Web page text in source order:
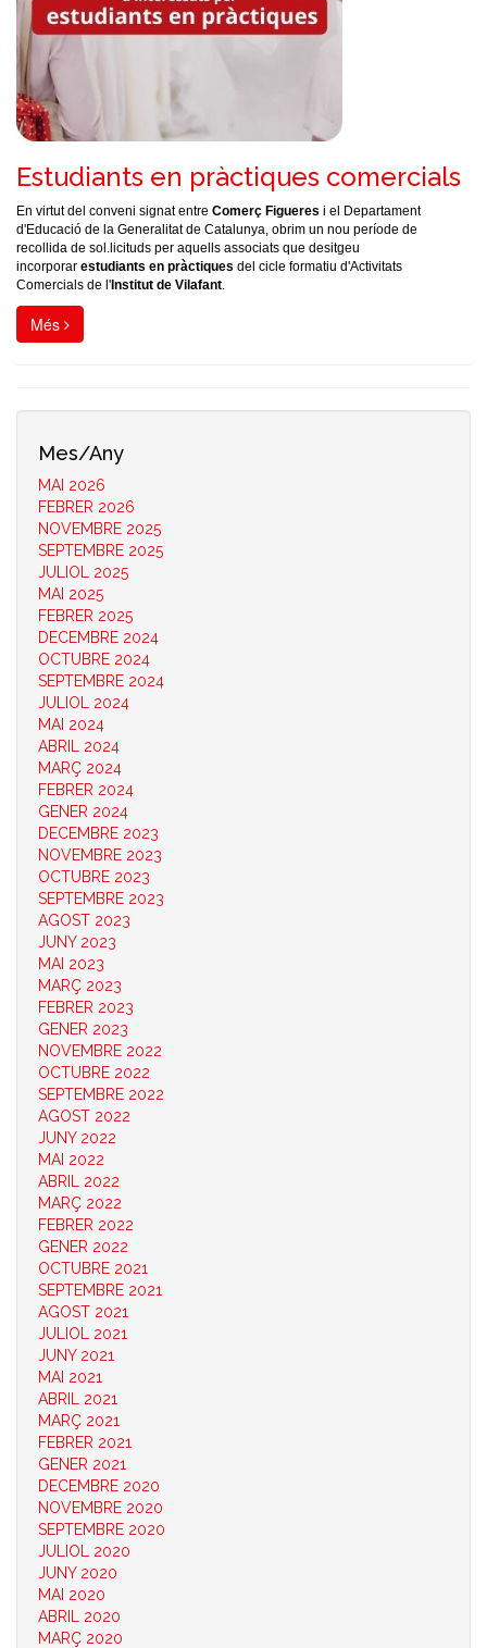
Estudiants en pràctiques comercials
En virtut del conveni signat entre Comerç Figueres i el Departament
d'Educació de la Generalitat de Catalunya, obrim un nou període de
recollida de sol.licituds per aquells associats que desitgeu
incorporar estudiants en pràctiques del cicle formatiu d'Activitats
Comercials de l' Institut de Vilafant.
Més
Mes/Any
MAI 2026
FEBRER 2026
NOVEMBRE 2025
SEPTEMBRE 2025
JULIOL 2025
MAI 2025
FEBRER 2025
DECEMBRE 2024
OCTUBRE 2024
SEPTEMBRE 2024
JULIOL 2024
MAI 2024
ABRIL 2024
MARÇ 2024
FEBRER 2024
GENER 2024
DECEMBRE 2023
NOVEMBRE 2023
OCTUBRE 2023
SEPTEMBRE 2023
AGOST 2023
JUNY 2023
MAI 2023
MARÇ 2023
FEBRER 2023
GENER 2023
NOVEMBRE 2022
OCTUBRE 2022
SEPTEMBRE 2022
AGOST 2022
JUNY 2022
MAI 2022
ABRIL 2022
MARÇ 2022
FEBRER 2022
GENER 2022
OCTUBRE 2021
SEPTEMBRE 2021
AGOST 2021
JULIOL 2021
JUNY 2021
MAI 2021
ABRIL 2021
MARÇ 2021
FEBRER 2021
GENER 2021
DECEMBRE 2020
NOVEMBRE 2020
SEPTEMBRE 2020
JULIOL 2020
JUNY 2020
MAI 2020
ABRIL 2020
MARÇ 2020